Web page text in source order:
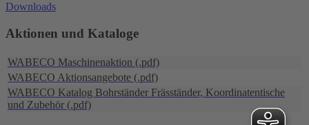
Downloads
Aktionen und Kataloge
WABECO Maschinenaktion (.pdf)
WABECO Aktionsangebote (.pdf)
WABECO Katalog Bohrständer Fräsständer, Koordinatentische
und Zubehör (.pdf)